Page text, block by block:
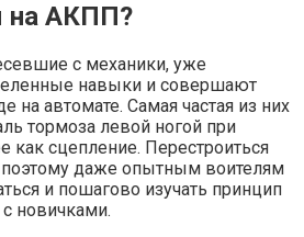
на АКПП?
с механики, уже
навыки и совершают
на автомате. Самая частая из них
тормоза левой ногой при
как сцепление. Перестроиться
поэтому даже опытным воителям
и пошагово изучать принцип
новичками.